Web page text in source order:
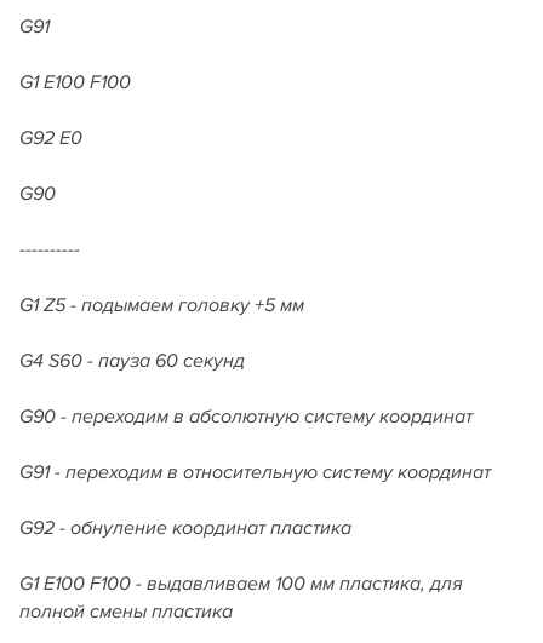
G91
G1 E100 F100
G92 E0
G90
----------
G1 Z5 - подымаем головку +5 мм
G4 S60 - пауза 60 секунд
G90 - переходим в абсолютную систему координат
G91 - переходим в относительную систему координат
G92 - обнуление координат пластика
G1 E100 F100 - выдавливаем 100 мм пластика, для
полной смены пластика